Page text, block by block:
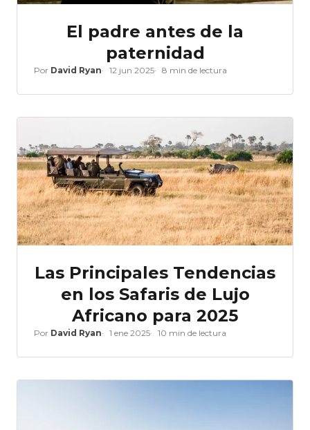
El padre antes de la
paternidad
Por David Ryan 12 jun 2025 8 min de lectura
Las Principales Tendencias
en los Safaris de Lujo
Africano para 2025
Por David Ryan 1 ene 2025 10 min de lectura